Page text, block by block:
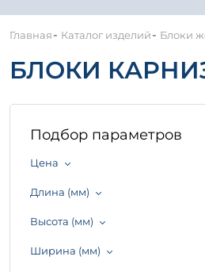
Главная- Каталог изделий- Блоки
БЛОКИ
Подбор параметров
Цена
Длина (мм)
Высота (мм)
Ширина (мм)